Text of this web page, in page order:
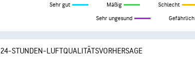
Sehr gut Mäßig Schlecht
Sehr ungesund
Gefährlich
24-STUNDEN-LUFTQUALITÄTSVORHERSAGE